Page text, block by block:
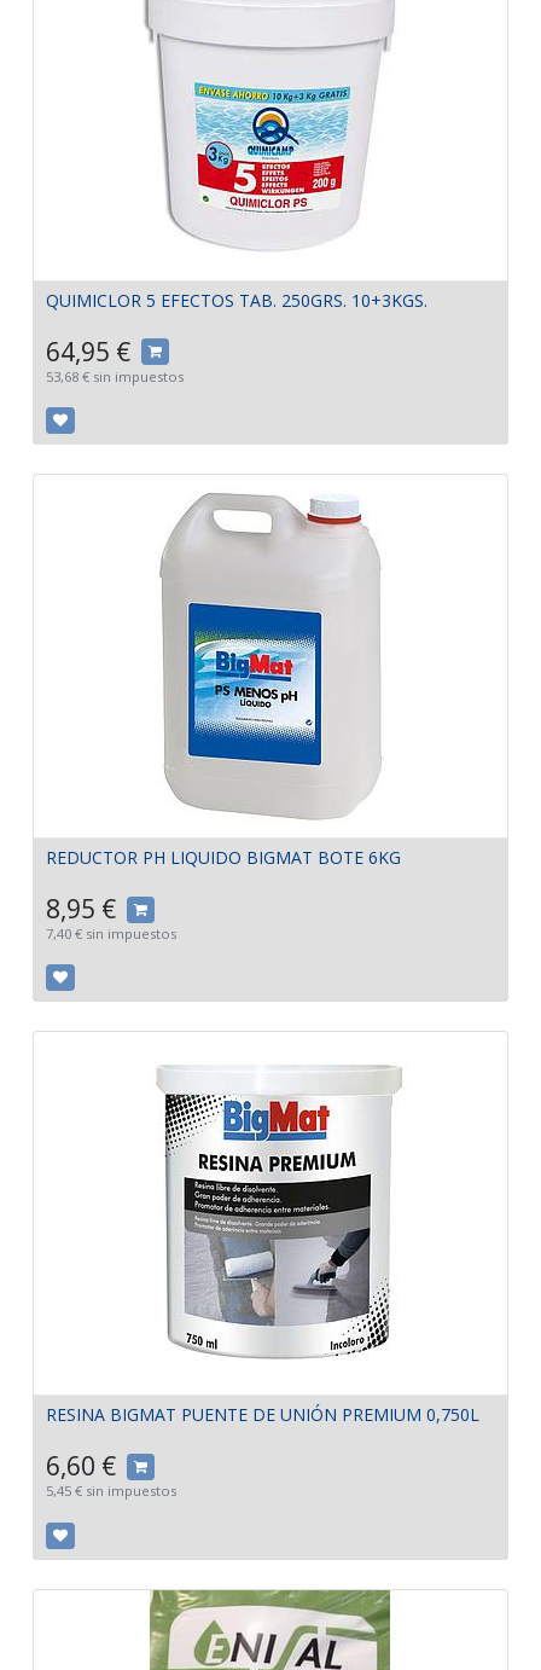
QUIMICLOR 5 EFECTOS TAB. 250GRS. 10+3KGS.
64,95 €
53,68 € sin impuestos
REDUCTOR PH LIQUIDO BIGMAT BOTE 6KG
8,95 €
7,40 € sin impuestos
RESINA BIGMAT PUENTE DE UNIÓN PREMIUM 0,750L
6,60 €
5,45 € sin impuestos